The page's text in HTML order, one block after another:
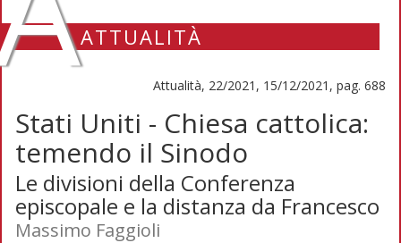
ATTUALITÀ
Attualità, 22/2021, 15/12/2021, pag. 688
Stati Uniti - Chiesa cattolica:
temendo il Sinodo
Le divisioni della Conferenza
episcopale e la distanza da Francesco
Massimo Faggioli